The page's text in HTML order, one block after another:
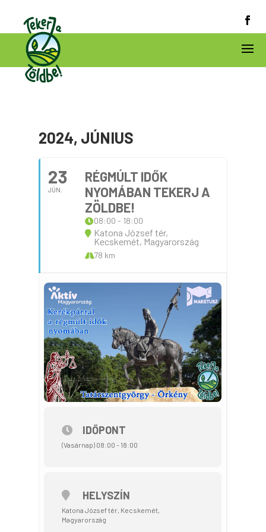
2024, JÚNIUS
23
JÚN.
RÉGMÚLT IDŐK
NYOMÁBAN TEKERJ A
ZÖLDBE!
08:00 - 18:00
Katona József tér,
Kecskemét, Magyarország
78 km
IDŐPONT
(Vasárnap) 08:00 - 18:00
HELYSZÍN
Katona József tér, Kecskemét,
Magyarország